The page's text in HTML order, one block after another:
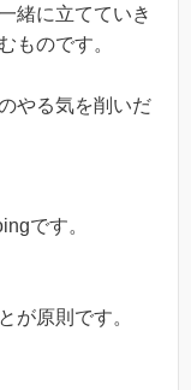
緒に立てていき
ものです。
やる気を削いだ
です。
が原則です。